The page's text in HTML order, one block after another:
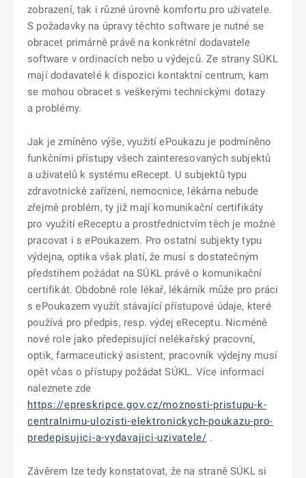
zobrazení, tak i různé úrovně komfortu pro uživatele.
S požadavky na úpravy těchto software je nutné se
obracet primárně právě na konkrétní dodavatele
software v ordinacích nebo u výdejců. Ze strany SÚKL
mají dodavatelé k dispozici kontaktní centrum, kam
se mohou obracet s veškerými technickými dotazy
a problémy.
Jak je zmíněno výše, využití ePoukazu je podmíněno
funkčními přístupy všech zainteresovaných subjektů
a uživatelů k systému eRecept. U subjektů typu
zdravotnické zařízení, nemocnice, lékárna nebude
zřejmě problém, ty již mají komunikační certifikáty
pro využití eReceptu a prostřednictvím těch je možné
pracovat i s ePoukazem. Pro ostatní subjekty typu
výdejna, optika však platí, že musí s dostatečným
předstihem požádat na SÚKL právě o komunikační
certifikát. Obdobně role lékař, lékárník může pro práci
s ePoukazem využít stávající přístupové údaje, které
používá pro předpis, resp. výdej eReceptu. Nicméně
nové role jako předepisující nelékařský pracovní,
optik, farmaceutický asistent, pracovník výdejny musí
opět včas o přístupy požádat SÚKL. Více informací
naleznete zde
https://epreskripce.gov.cz/moznosti-pristupu-k-
centralnimu-ulozisti-elektronickych-poukazu-pro-
predepisujici-a-vydavajici-uzivatele/ .
Závěrem lze tedy konstatovat, že na straně SÚKL si